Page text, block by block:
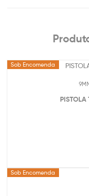
Sob Encomenda
PISTOLA
Sob Encomenda